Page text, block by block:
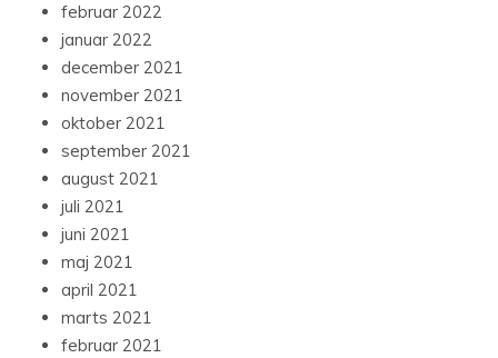
februar 2022
januar 2022
december 2021
november 2021
oktober 2021
september 2021
august 2021
juli 2021
juni 2021
maj 2021
april 2021
marts 2021
februar 2021